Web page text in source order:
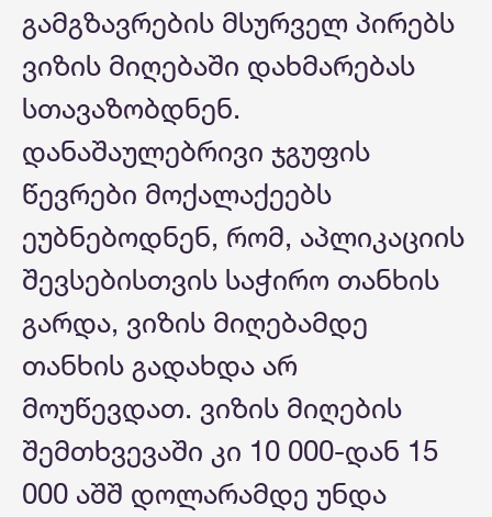
გამგზავრების მსურველ პირებს
ვიზის მიღებაში დახმარებას
სთავაზობდნენ.
დანაშაულებრივი ჯგუფის
წევრები მოქალაქეებს
ეუბნებოდნენ, რომ, აპლიკაციის
შევსებისთვის საჭირო თანხის
გარდა, ვიზის მიღებამდე
თანხის გადახდა არ
მოუწევდათ. ვიზის მიღების
შემთხვევაში კი 10 000-დან 15
000 აშშ დოლარამდე უნდა